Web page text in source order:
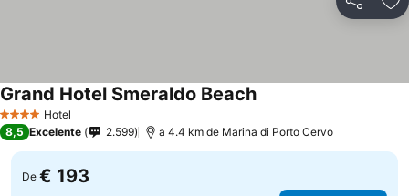
Partilhar
4 EstrelasHotel
Grand Hotel Smeraldo BeachVer preços
8,5 Excelente 2.599 a 4.4 km de Marina di Porto Cervo
De € 193